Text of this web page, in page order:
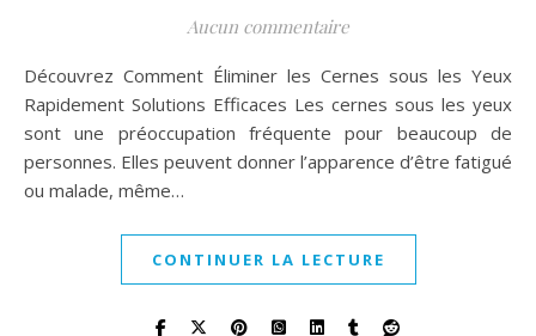
Aucun commentaire
Découvrez Comment Éliminer les Cernes sous les Yeux
Rapidement Solutions Efficaces Les cernes sous les yeux
sont une préoccupation fréquente pour beaucoup de
personnes. Elles peuvent donner l’apparence d’être fatigué
ou malade, même…
CONTINUER LA LECTURE